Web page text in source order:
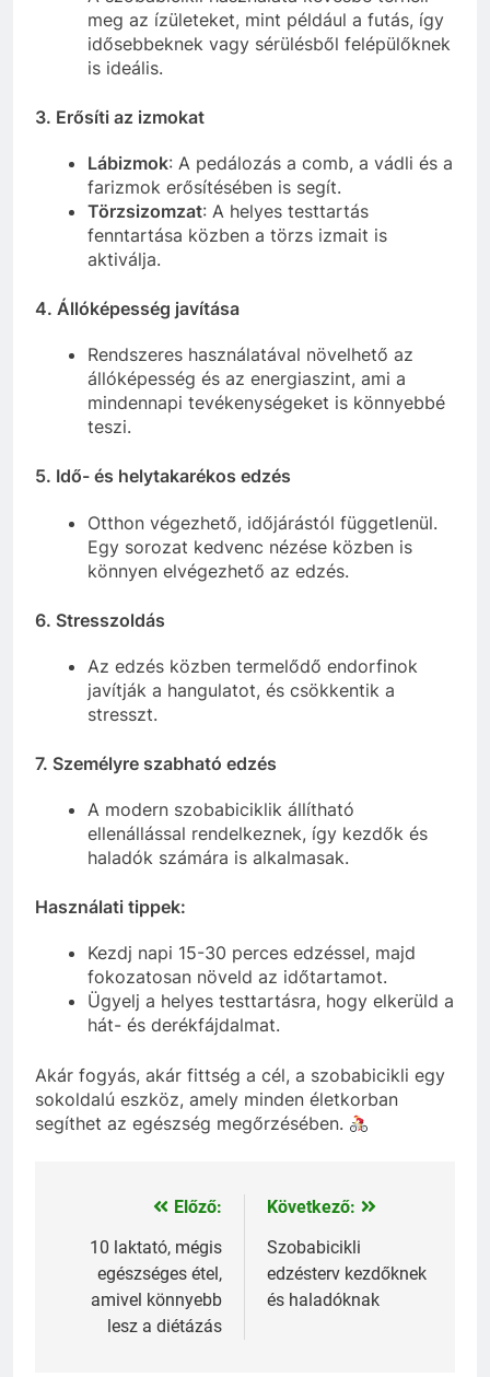
meg az ízületeket, mint például a futás, így
idősebbeknek vagy sérülésből felépülőknek
is ideális.
3. Erősíti az izmokat
Lábizmok: A pedálozás a comb, a vádli és a
farizmok erősítésében is segít.
Törzsizomzat: A helyes testtartás
fenntartása közben a törzs izmait is
aktiválja.
4. Állóképesség javítása
Rendszeres használatával növelhető az
állóképesség és az energiaszint, ami a
mindennapi tevékenységeket is könnyebbé
teszi.
5. Idő- és helytakarékos edzés
Otthon végezhető, időjárástól függetlenül.
Egy sorozat kedvenc nézése közben is
könnyen elvégezhető az edzés.
6. Stresszoldás
Az edzés közben termelődő endorfinok
javítják a hangulatot, és csökkentik a
stresszt.
7. Személyre szabható edzés
A modern szobabiciklik állítható
ellenállással rendelkeznek, így kezdők és
haladók számára is alkalmasak.
Használati tippek:
Kezdj napi 15-30 perces edzéssel, majd
fokozatosan növeld az időtartamot.
Ügyelj a helyes testtartásra, hogy elkerüld a
hát- és derékfájdalmat.
Akár fogyás, akár fittség a cél, a szobabicikli egy
sokoldalú eszköz, amely minden életkorban
segíthet az egészség megőrzésében.
Bejegyzés
navigáció
Előző:
10 laktató, mégis
egészséges étel,
amivel könnyebb
lesz a diétázás
Következő:
Szobabicikli
edzésterv kezdőknek
és haladóknak